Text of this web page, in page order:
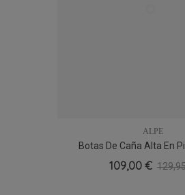
ALPE
Botas De Caña Alta En
Combinadas En Piel Lisa
109,00 €